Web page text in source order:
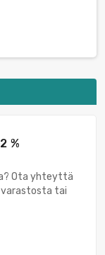
%
Ota yhteyttä
tai